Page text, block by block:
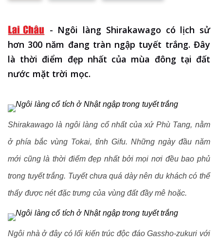
- Ngôi làng Shirakawago có lịch sử
hơn 300 năm đang tràn ngập tuyết trắng. Đây
là thời điểm đẹp nhất của mùa đông tại đất
nước mặt trời mọc.
Shirakawago là ngôi làng cổ nhất của xứ Phù Tang, nằm
ở phía bắc vùng Tokai, tỉnh Gifu. Những ngày đầu năm
mới cũng là thời điểm đẹp nhất bởi mọi nơi đều bao phủ
trong tuyết trắng. Tuyết chưa quá dày nên du khách có thể
thấy được nét đặc trưng của vùng đất đầy mê hoặc.
Ngôi nhà ở đây có lối kiến trúc độc đáo Gassho-zukuri với